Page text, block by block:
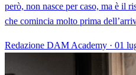
però, non nasce per caso, ma è il
che comincia molto prima
Redazione DAM Academy · 01